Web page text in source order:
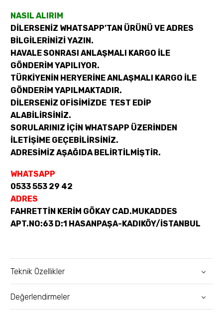
NASIL ALIRIM
DİLERSENİZ WHATSAPP’TAN ÜRÜNÜ VE ADRES
BİLGİLERİNİZİ YAZIN.
HAVALE SONRASI ANLAŞMALI KARGO İLE
GÖNDERİM YAPILIYOR.
TÜRKİYENİN HERYERİNE ANLAŞMALI KARGO İLE
GÖNDERİM YAPILMAKTADIR.
DİLERSENİZ OFİSİMİZDE TEST EDİP
ALABİLİRSİNİZ.
SORULARINIZ İÇİN WHATSAPP ÜZERİNDEN
İLETİŞİME GEÇEBİLİRSİNİZ.
ADRESİMİZ AŞAĞIDA BELİRTİLMİŞTİR.
WHATSAPP
0533 553 29 42
ADRES
FAHRETTİN KERİM GÖKAY CAD.MUKADDES
APT.NO:63 D:1 HASANPAŞA-KADIKÖY/İSTANBUL
Teknik Özellikler
Değerlendirmeler